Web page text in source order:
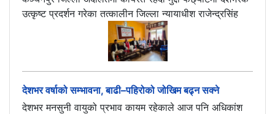
उत्कृष्ट प्रदर्शन गरेका तत्कालीन जिल्ला न्यायाधीश राजेन्द्रसिंह
देशभर वर्षाको सम्भावना, बाढी–पहिरोको जोखिम बढ्न सक्ने
देशभर मनसुनी वायुको प्रभाव कायम रहेकाले आज पनि अधिकांश